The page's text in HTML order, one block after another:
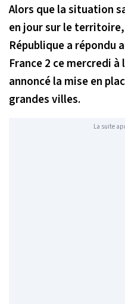
Alors que la situation
en jour sur le
République a répondu
France 2 ce mercredi
annoncé la mise en
grandes villes.
La suite